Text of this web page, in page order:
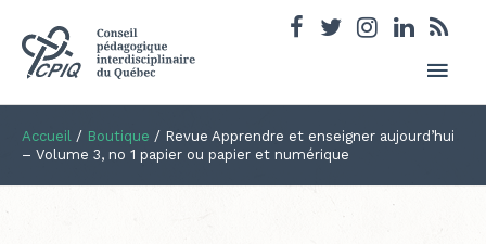
Accueil / Boutique / Revue Apprendre et enseigner aujourd’hui
– Volume 3, no 1 papier ou papier et numérique